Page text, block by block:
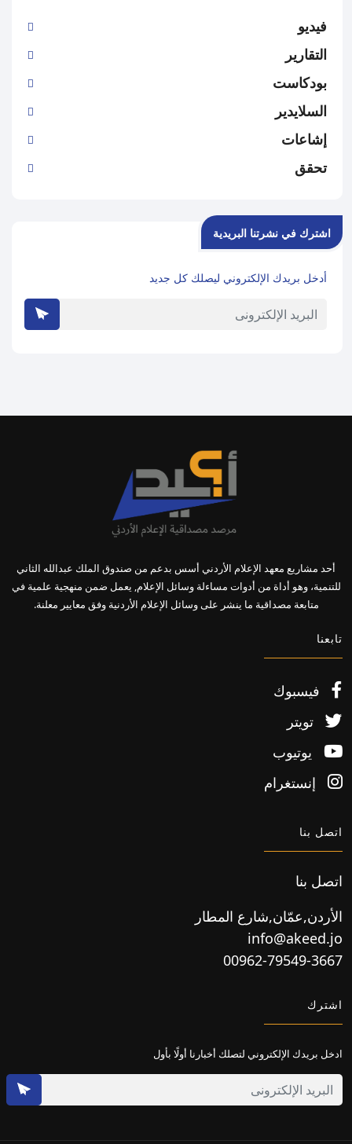
فيديو
التقارير
بودكاست
السلايدير
إشاعات
تحقق
اشترك في نشرتنا البريدية
أدخل بريدك الإلكتروني ليصلك كل جديد
أحد مشاريع معهد الإعلام الأردني أسس بدعم من صندوق الملك عبدالله الثاني
للتنمية، وهو أداة من أدوات مساءلة وسائل الإعلام, يعمل ضمن منهجية علمية في
متابعة مصداقية ما ينشر على وسائل الإعلام الأردنية وفق معايير معلنة.
تابعنا
فيسبوك
تويتر
يوتيوب
إنستغرام
اتصل بنا
اتصل بنا
الأردن,عمّان,شارع المطار
info@akeed.jo
00962-79549-3667
اشترك
ادخل بريدك الإلكتروني لتصلك أخبارنا أولًا بأول